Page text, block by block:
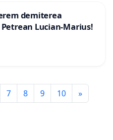
demiterea
Lucian-Marius!
7 8 9 10 »